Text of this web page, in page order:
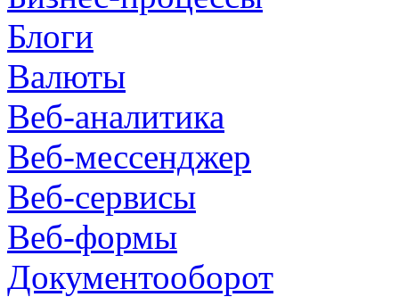
Блоги
Валюты
Веб-аналитика
Веб-мессенджер
Веб-сервисы
Веб-формы
Документооборот